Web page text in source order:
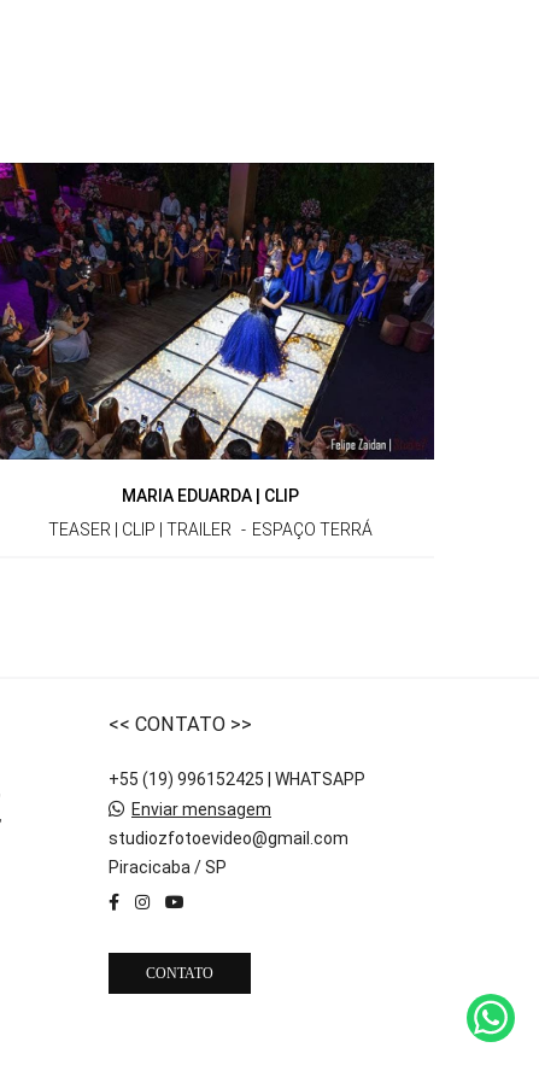
MARIA EDUARDA | CLIP
TEASER | CLIP | TRAILER
ESPAÇO TERRÁ
<< CONTATO >>
+55 (19) 996152425 | WHATSAPP
Enviar mensagem
studiozfotoevideo@gmail.com
Piracicaba / SP
CONTATO